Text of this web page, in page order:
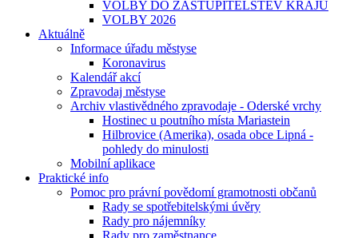
VOLBY DO ZASTUPITELSTEV KRAJŮ
VOLBY 2026
Aktuálně
Informace úřadu městyse
Koronavirus
Kalendář akcí
Zpravodaj městyse
Archiv vlastivědného zpravodaje - Oderské vrchy
Hostinec u poutního místa Mariastein
Hilbrovice (Amerika), osada obce Lipná -
pohledy do minulosti
Mobilní aplikace
Praktické info
Pomoc pro právní povědomí gramotnosti občanů
Rady se spotřebitelskými úvěry
Rady pro nájemníky
Rady pro zaměstnance